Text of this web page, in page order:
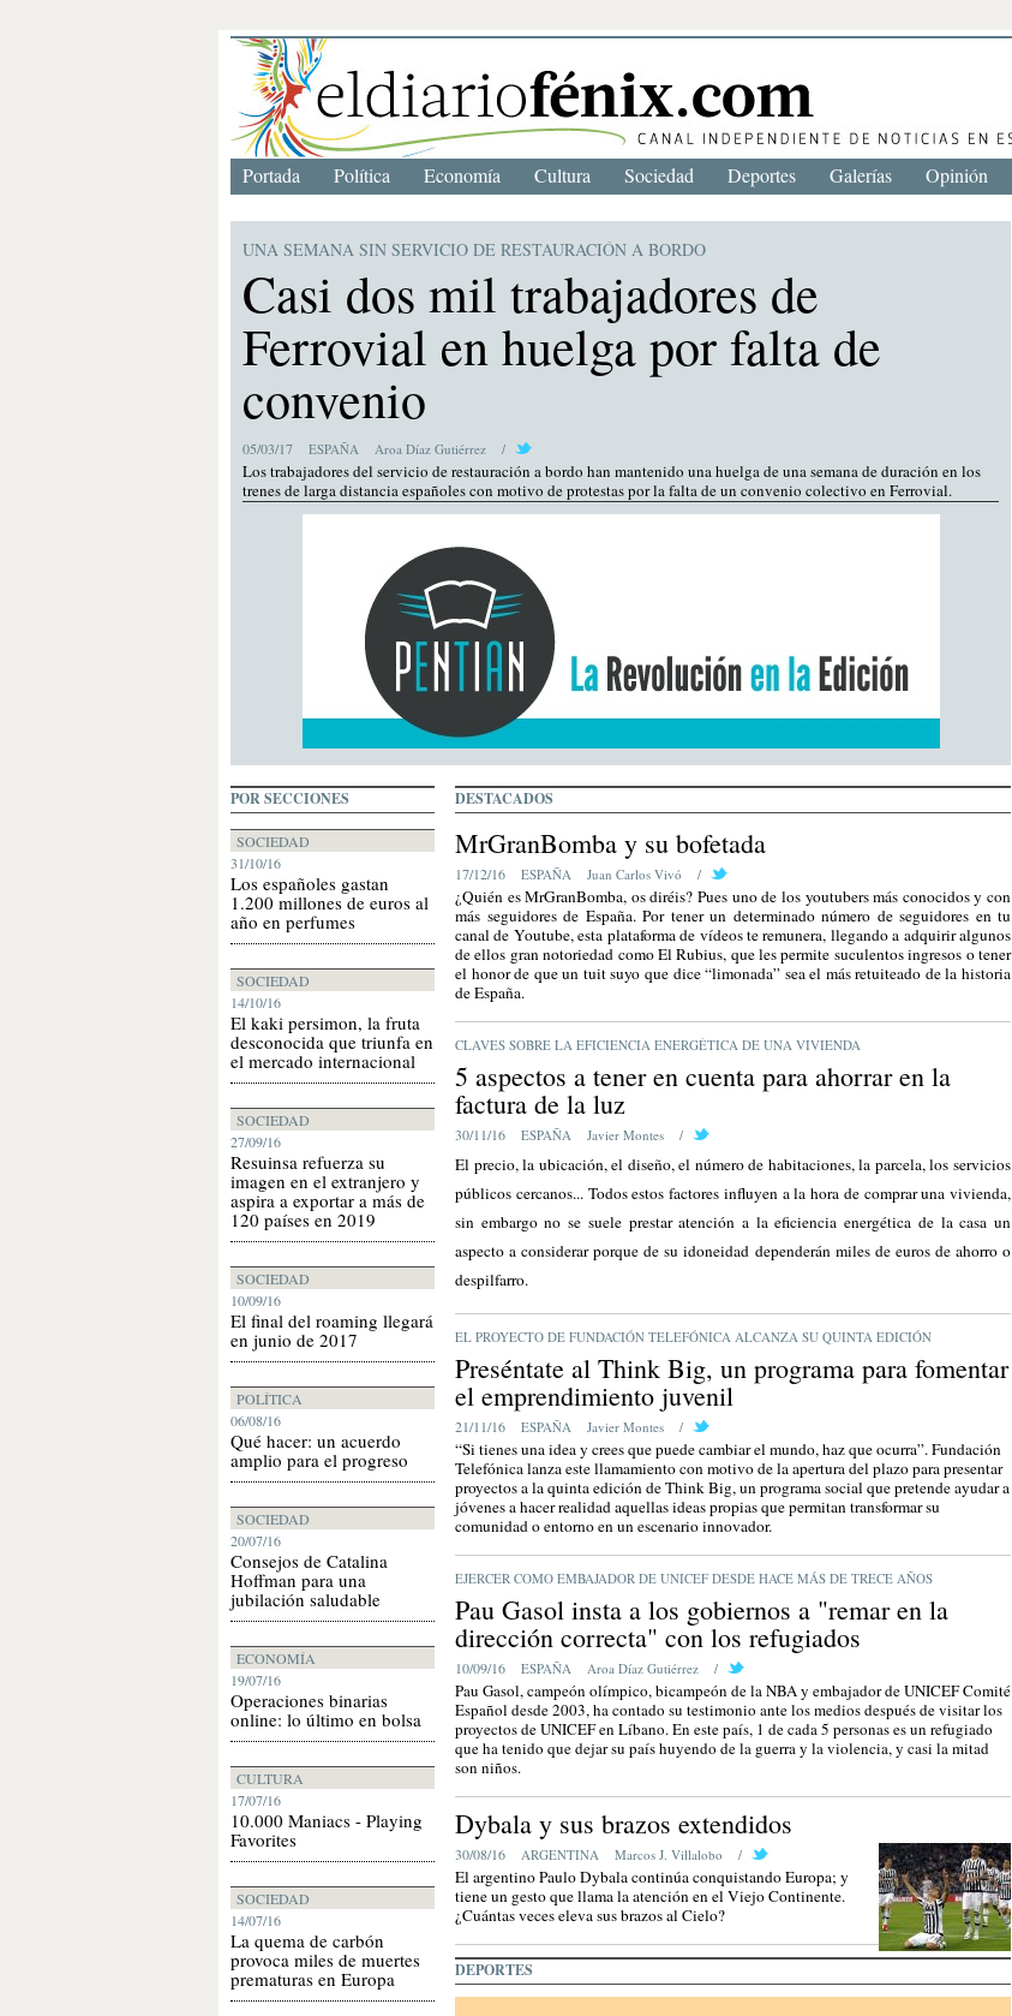
UNA SEMANA SIN SERVICIO DE RESTAURACIÓN A BORDO
Casi dos mil trabajadores de
Ferrovial en huelga por falta de
convenio
05/03/17 ESPAÑA Aroa Díaz Gutiérrez /
Los trabajadores del servicio de restauración a bordo han mantenido una huelga de una semana de duración en los
trenes de larga distancia españoles con motivo de protestas por la falta de un convenio colectivo en Ferrovial.
POR SECCIONES
SOCIEDAD
31/10/16
Los españoles gastan
1.200 millones de euros al
año en perfumes
SOCIEDAD
14/10/16
El kaki persimon, la fruta
desconocida que triunfa en
el mercado internacional
SOCIEDAD
27/09/16
Resuinsa refuerza su
imagen en el extranjero y
aspira a exportar a más de
120 países en 2019
SOCIEDAD
10/09/16
El final del roaming llegará
en junio de 2017
POLÍTICA
06/08/16
Qué hacer: un acuerdo
amplio para el progreso
SOCIEDAD
20/07/16
Consejos de Catalina
Hoffman para una
jubilación saludable
ECONOMÍA
19/07/16
Operaciones binarias
online: lo último en bolsa
CULTURA
17/07/16
10.000 Maniacs - Playing
Favorites
SOCIEDAD
14/07/16
La quema de carbón
provoca miles de muertes
prematuras en Europa
DESTACADOS
MrGranBomba y su bofetada
17/12/16 ESPAÑA Juan Carlos Vivó /
¿Quién es MrGranBomba, os diréis? Pues uno de los youtubers más conocidos y con
más seguidores de España. Por tener un determinado número de seguidores en tu
canal de Youtube, esta plataforma de vídeos te remunera, llegando a adquirir algunos
de ellos gran notoriedad como El Rubius, que les permite suculentos ingresos o tener
el honor de que un tuit suyo que dice “limonada” sea el más retuiteado de la historia
de España.
CLAVES SOBRE LA EFICIENCIA ENERGÉTICA DE UNA VIVIENDA
5 aspectos a tener en cuenta para ahorrar en la
factura de la luz
30/11/16 ESPAÑA Javier Montes /
El precio, la ubicación, el diseño, el número de habitaciones, la parcela, los servicios
públicos cercanos... Todos estos factores influyen a la hora de comprar una vivienda,
sin embargo no se suele prestar atención a la eficiencia energética de la casa un
aspecto a considerar porque de su idoneidad dependerán miles de euros de ahorro o
despilfarro.
EL PROYECTO DE FUNDACIÓN TELEFÓNICA ALCANZA SU QUINTA EDICIÓN
Preséntate al Think Big, un programa para fomentar
el emprendimiento juvenil
21/11/16 ESPAÑA Javier Montes /
“Si tienes una idea y crees que puede cambiar el mundo, haz que ocurra”. Fundación
Telefónica lanza este llamamiento con motivo de la apertura del plazo para presentar
proyectos a la quinta edición de Think Big, un programa social que pretende ayudar a
jóvenes a hacer realidad aquellas ideas propias que permitan transformar su
comunidad o entorno en un escenario innovador.
EJERCER COMO EMBAJADOR DE UNICEF DESDE HACE MÁS DE TRECE AÑOS
Pau Gasol insta a los gobiernos a "remar en la
dirección correcta" con los refugiados
10/09/16 ESPAÑA Aroa Díaz Gutiérrez /
Pau Gasol, campeón olímpico, bicampeón de la NBA y embajador de UNICEF Comité
Español desde 2003, ha contado su testimonio ante los medios después de visitar los
proyectos de UNICEF en Líbano. En este país, 1 de cada 5 personas es un refugiado
que ha tenido que dejar su país huyendo de la guerra y la violencia, y casi la mitad
son niños.
Dybala y sus brazos extendidos
30/08/16 ARGENTINA Marcos J. Villalobo /
El argentino Paulo Dybala continúa conquistando Europa; y
tiene un gesto que llama la atención en el Viejo Continente.
¿Cuántas veces eleva sus brazos al Cielo?
DEPORTES
Portada Política Economía Cultura Sociedad Deportes Galerías Opinión